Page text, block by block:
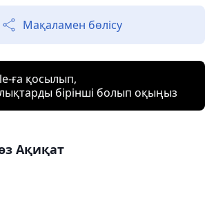
Мақаламен бөлісу
ға қосылып,
бірінші болып оқыңыз
Ақиқат